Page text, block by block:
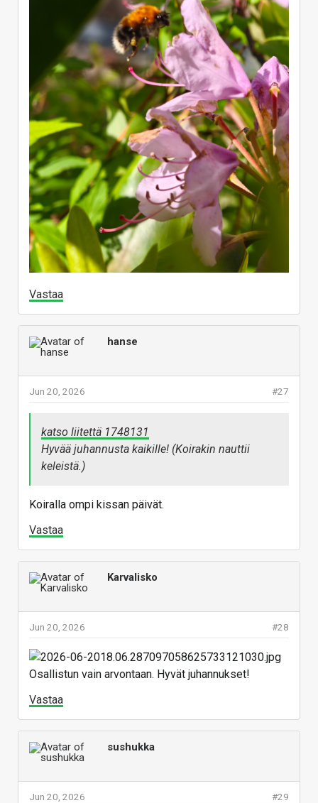
Vastaa
hanse
#27
Jun 20, 2026
katso liitettä 1748131
Hyvää juhannusta kaikille! (Koirakin nauttii
keleistä.)
Koiralla ompi kissan päivät.
Vastaa
Karvalisko
#28
Jun 20, 2026
Osallistun vain arvontaan. Hyvät juhannukset!
Vastaa
sushukka
#29
Jun 20, 2026